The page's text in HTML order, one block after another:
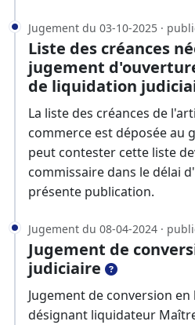
Jugement du 03-10-2025 ·
Liste des créances
jugement
de liquidation
La liste des créances de
commerce est déposée au
peut contester cette liste
commissaire dans le délai
présente publication.
Jugement du 08-04-2024 ·
Jugement de
judiciaire
Jugement de conversion
désignant liquidateur